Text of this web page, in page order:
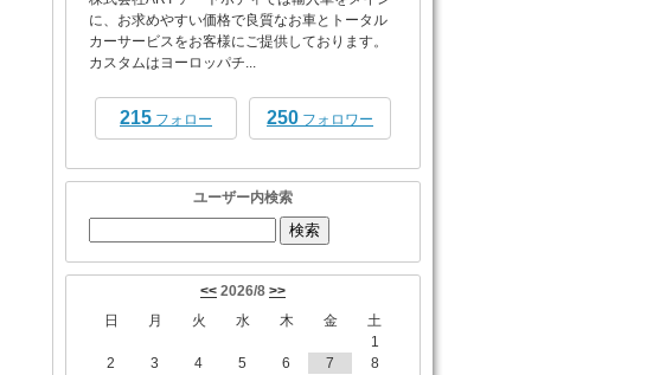
に、お求めやすい価格で良質なお車とトータル
カーサービスをお客様にご提供しております。
カスタムはヨーロッパチ...
215 フォロー 250 フォロワー
ユーザー内検索
<< 2026/8 >>
日
月 火 水 木 金
土
1
2
3 4 5 6 7
8